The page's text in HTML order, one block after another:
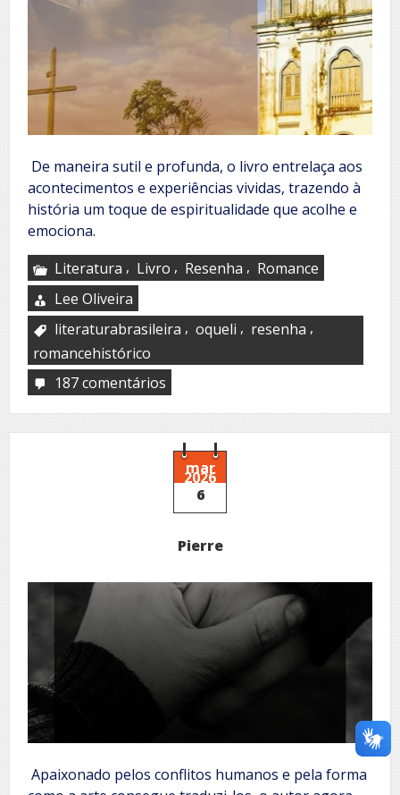
De maneira sutil e profunda, o livro entrelaça aos
acontecimentos e experiências vividas, trazendo à
história um toque de espiritualidade que acolhe e
emociona.
Literatura , Livro , Resenha , Romance
Lee Oliveira
literaturabrasileira , oqueli , resenha ,
romancehistórico
187 comentários
a
Cruz
Estrada
mar
2026
6
Pierre
Apaixonado pelos conflitos humanos e pela forma